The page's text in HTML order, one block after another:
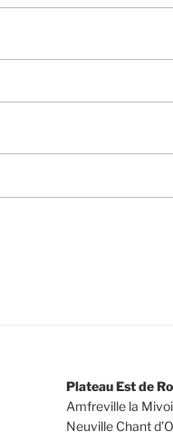
Plateau Est de
Amfreville la
Neuville Chant